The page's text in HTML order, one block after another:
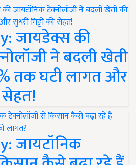
जायडेक्स की
ने बदली खेती
तक घटी लागत और
सेहत!
जायटॉनिक